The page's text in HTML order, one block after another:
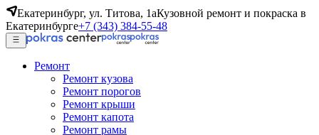
Екатеринбург, ул. Титова, 1аКузовной ремонт и покраска в
Екатеринбурге+7 (343) 384-55-48
Ремонт
Ремонт кузова
Ремонт порогов
Ремонт крыши
Ремонт капота
Ремонт рамы